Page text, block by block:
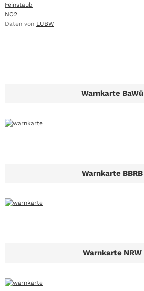
Feinstaub
NO2
Daten von LUBW
Warnkarte BaWü
Warnkarte BBRB
Warnkarte NRW